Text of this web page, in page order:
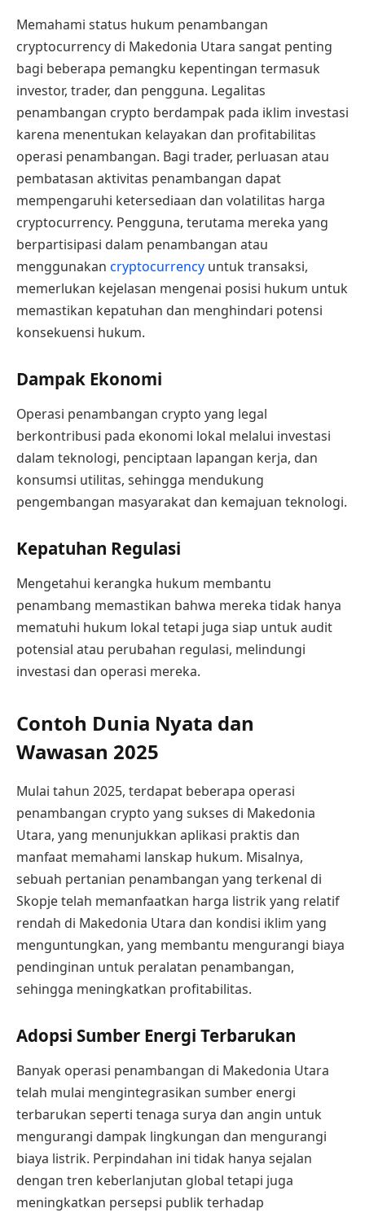
Memahami status hukum penambangan
cryptocurrency di Makedonia Utara sangat penting
bagi beberapa pemangku kepentingan termasuk
investor, trader, dan pengguna. Legalitas
penambangan crypto berdampak pada iklim investasi
karena menentukan kelayakan dan profitabilitas
operasi penambangan. Bagi trader, perluasan atau
pembatasan aktivitas penambangan dapat
mempengaruhi ketersediaan dan volatilitas harga
cryptocurrency. Pengguna, terutama mereka yang
berpartisipasi dalam penambangan atau
menggunakan cryptocurrency untuk transaksi,
memerlukan kejelasan mengenai posisi hukum untuk
memastikan kepatuhan dan menghindari potensi
konsekuensi hukum.
Dampak Ekonomi
Operasi penambangan crypto yang legal
berkontribusi pada ekonomi lokal melalui investasi
dalam teknologi, penciptaan lapangan kerja, dan
konsumsi utilitas, sehingga mendukung
pengembangan masyarakat dan kemajuan teknologi.
Kepatuhan Regulasi
Mengetahui kerangka hukum membantu
penambang memastikan bahwa mereka tidak hanya
mematuhi hukum lokal tetapi juga siap untuk audit
potensial atau perubahan regulasi, melindungi
investasi dan operasi mereka.
Contoh Dunia Nyata dan
Wawasan 2025
Mulai tahun 2025, terdapat beberapa operasi
penambangan crypto yang sukses di Makedonia
Utara, yang menunjukkan aplikasi praktis dan
manfaat memahami lanskap hukum. Misalnya,
sebuah pertanian penambangan yang terkenal di
Skopje telah memanfaatkan harga listrik yang relatif
rendah di Makedonia Utara dan kondisi iklim yang
menguntungkan, yang membantu mengurangi biaya
pendinginan untuk peralatan penambangan,
sehingga meningkatkan profitabilitas.
Adopsi Sumber Energi Terbarukan
Banyak operasi penambangan di Makedonia Utara
telah mulai mengintegrasikan sumber energi
terbarukan seperti tenaga surya dan angin untuk
mengurangi dampak lingkungan dan mengurangi
biaya listrik. Perpindahan ini tidak hanya sejalan
dengan tren keberlanjutan global tetapi juga
meningkatkan persepsi publik terhadap